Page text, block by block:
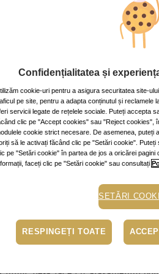
de mult timp să
~2 min.
timpul de calitate petrecut în cuplu,
ore petrecute împreună se cer
zece sau douăzeci de ani de
fericite, încât au ambalat
în acelaşi domeniu de
numai proiecte la care să
Confidențialitatea și
cookie-uri pentru a asigura securitatea site-
pe site, pentru a adapta conținutul și reclamele
servicii legate de rețelele sociale. Puteți accepta
clic pe "Accept cookies" sau "Reject cookies",
cookie strict necesare. De asemenea, puteți
să le activați făcând clic pe "Setări cookie".
pe "Setări cookie" în partea de jos a oricărei pagini
faceți clic pe "Setări cookie" sau consultați
SETĂRI
RESPINGEȚI TOATE